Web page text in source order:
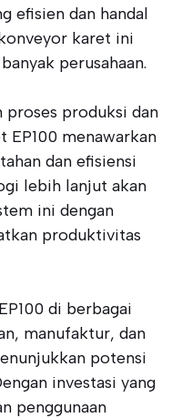
efisien dan handal
karet ini
perusahaan.
proses produksi dan
EP100 menawarkan
dan efisiensi
lebih lanjut akan
ini dengan
produktivitas
di berbagai
manufaktur, dan
potensi
investasi yang
penggunaan